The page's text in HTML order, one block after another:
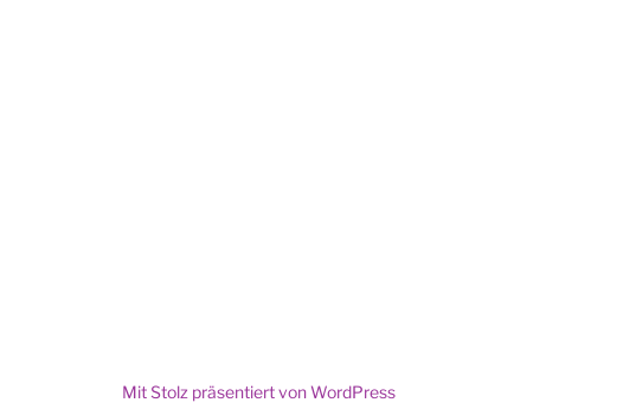
Mit Stolz präsentiert von WordPress